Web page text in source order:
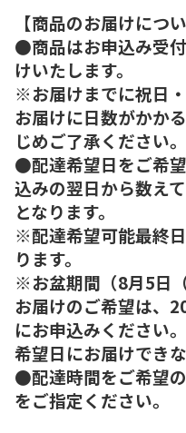
【商品のお届けについ
●商品はお申込み受
けいたします。
※お届けまでに祝日
お届けに日数がかか
じめご了承ください。
●配達希望日をご希
込みの翌日から数え
となります。
※配達希望可能最終
ります。
※お盆期間（8月5日
お届けのご希望は、
にお申込みください
希望日にお届けでき
●配達時間をご希望
をご指定ください。